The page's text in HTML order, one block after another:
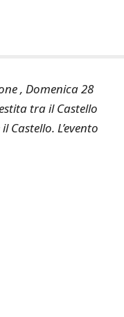
, Domenica 28
tra il Castello
L’evento